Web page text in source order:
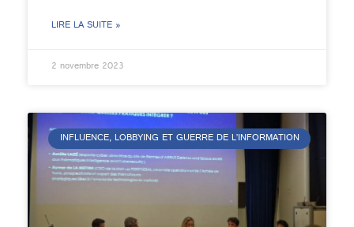
LIRE LA SUITE »
2 novembre 2023
INFLUENCE, LOBBYING ET GUERRE DE L’INFORMATION